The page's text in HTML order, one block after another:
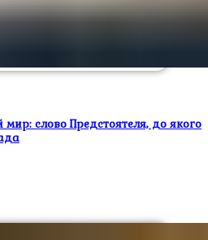
слово Предстоятеля, до якого